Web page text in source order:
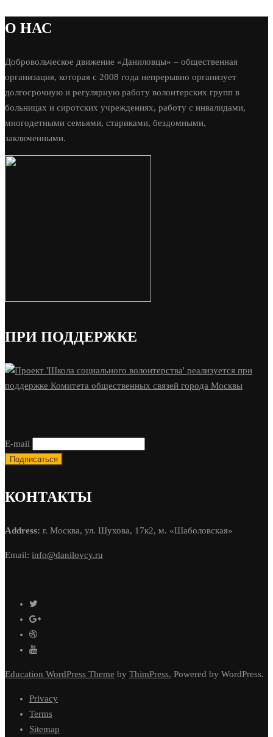
О НАС
Добровольческое движение «Даниловцы» – общественная
организация, которая с 2008 года непрерывно организует
долгосрочную и регулярную работу волонтерских групп в
больницах и сиротских учреждениях, работу с инвалидами,
многодетными семьями, стариками, бездомными,
заключенными.
ПРИ ПОДДЕРЖКЕ
E-mail
КОНТАКТЫ
Address: г. Москва, ул. Шухова, 17к2, м. «Шаболовская»
Email: info@danilovcy.ru
Education WordPress Theme by ThimPress. Powered by WordPress.
Privacy
Terms
Sitemap